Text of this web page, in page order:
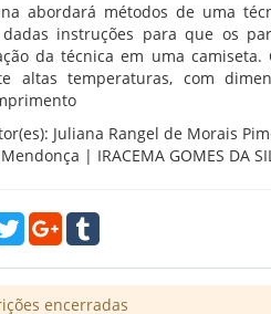
abordará métodos de uma
instruções para que os
da técnica em uma
altas temperaturas, com
Juliana Rangel de Morais
| IRACEMA GOMES DA
encerradas